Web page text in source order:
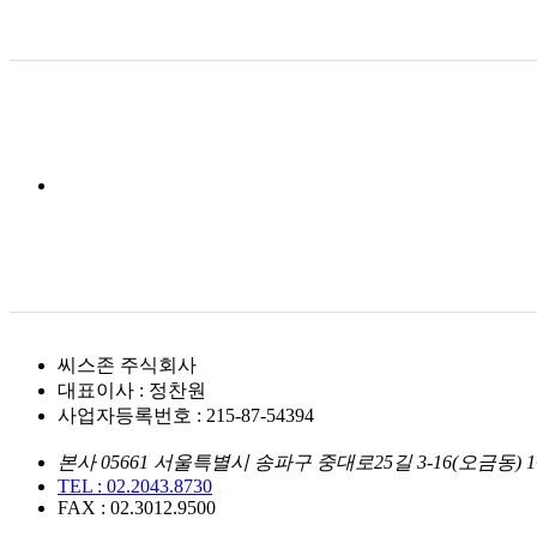
씨스존 주식회사
대표이사 : 정찬원
사업자등록번호 : 215-87-54394
본사 05661 서울특별시 송파구 중대로25길 3-16(오금동)
TEL : 02.2043.8730
FAX : 02.3012.9500